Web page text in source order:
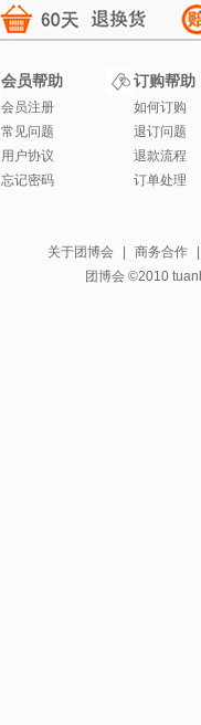
会员帮助
会员注册
常见问题
用户协议
忘记密码
订购帮助
如何订购
退订问题
退款流程
订单处理
关于团博会 商务合作
团博会 ©2010